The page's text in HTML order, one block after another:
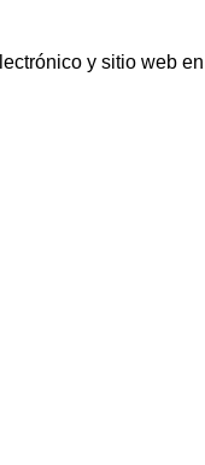
y sitio web